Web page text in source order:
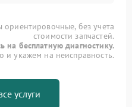
ориентировочные, без учета
стоимости запчастей.
на бесплатную диагностику.
и укажем на неисправность.
услуги